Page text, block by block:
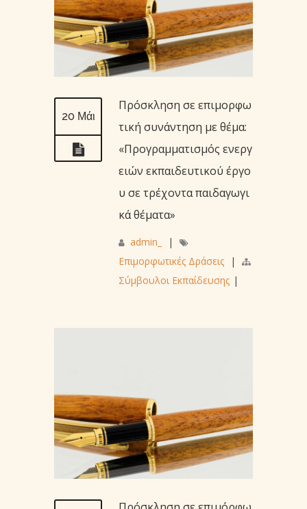
20 Μάι
Πρόσκληση σε επιμορφω
τική συνάντηση με θέμα:
«Προγραμματισμός ενεργ
ειών εκπαιδευτικού έργο
υ σε τρέχοντα παιδαγωγι
κά θέματα»
admin_
|
Επιμορφωτικές Δράσεις
|
Σύμβουλοι Εκπαίδευσης |